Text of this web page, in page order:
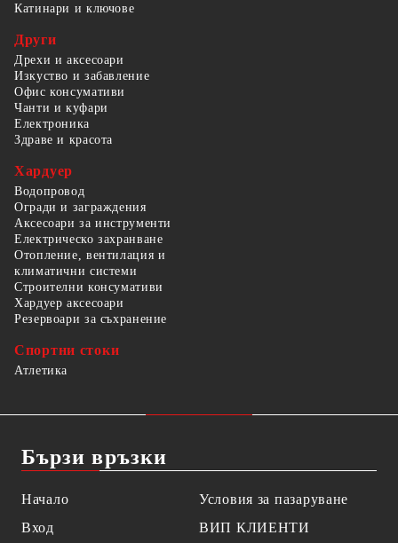
Катинари и ключове
Други
Дрехи и аксесоари
Изкуство и забавление
Офис консумативи
Чанти и куфари
Електроника
Здраве и красота
Хардуер
Водопровод
Огради и заграждения
Аксесоари за инструменти
Електрическо захранване
Отопление, вентилация и
климатични системи
Строителни консумативи
Хардуер аксесоари
Резервоари за съхранение
Спортни стоки
Атлетика
Бързи връзки
Начало
Вход
Условия за пазаруване
ВИП КЛИЕНТИ